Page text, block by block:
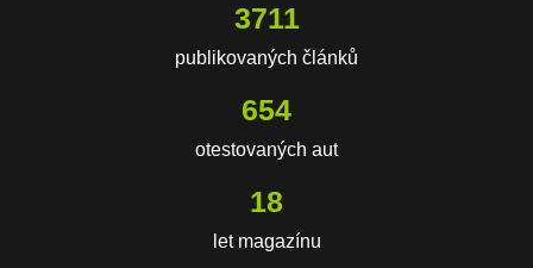
3711
publikovaných článků
654
otestovaných aut
18
let magazínu